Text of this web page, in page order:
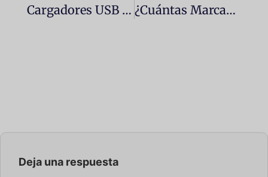
Cargadores USB Para Coches: ¿Cuál Es El Mejor Para Ti En 2025? ¿Cuántas Marcas De Coches Hay En El Mundo? Estadísticas Y Análisis En 2024
Deja una respuesta